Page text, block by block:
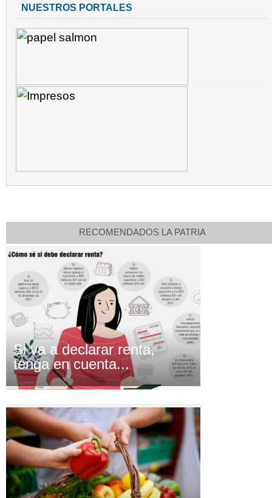
NUESTROS PORTALES
RECOMENDADOS LA PATRIA
Si va a declarar renta,
tenga en cuenta...